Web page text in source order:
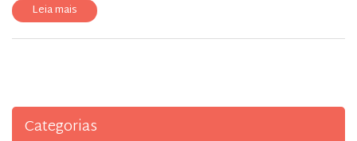
Leia mais
Categorias